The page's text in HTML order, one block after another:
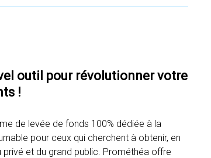
outil pour révolutionner votre
!
de levée de fonds 100% dédiée à la
pour ceux qui cherchent à obtenir, en
et du grand public. Prométhéa offre